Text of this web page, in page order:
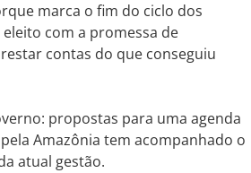
marca o fim do ciclo dos
com a promessa de
contas do que conseguiu
propostas para uma agenda
Amazônia tem acompanhado o
atual gestão.